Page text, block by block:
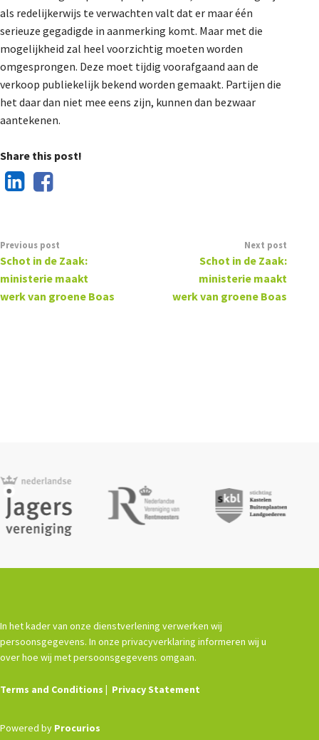
als redelijkerwijs te verwachten valt dat er maar één
serieuze gegadigde in aanmerking komt. Maar met die
mogelijkheid zal heel voorzichtig moeten worden
omgesprongen. Deze moet tijdig voorafgaand aan de
verkoop publiekelijk bekend worden gemaakt. Partijen die
het daar dan niet mee eens zijn, kunnen dan bezwaar
aantekenen.
Share this post!
Previous post
Schot in de Zaak:
ministerie maakt
werk van groene Boas
Next post
Schot in de Zaak:
ministerie maakt
werk van groene Boas
In het kader van onze dienstverlening verwerken wij
persoonsgegevens. In onze privacyverklaring informeren wij u
over hoe wij met persoonsgegevens omgaan.
Terms and Conditions Privacy Statement
Powered by Procurios